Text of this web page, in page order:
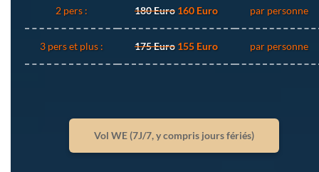
2 pers : 180 Euro160 Euro par personne
3 pers et plus : 175 Euro155 Euro par personne
Vol WE (7J/7, y compris jours fériés)